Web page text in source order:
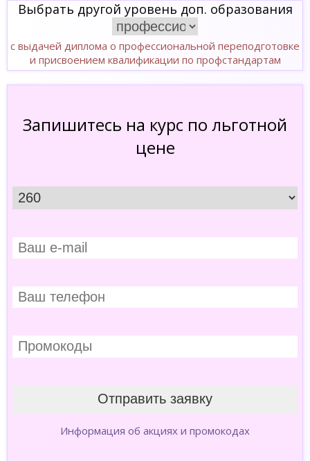
Выбрать другой уровень доп. образования
с выдачей диплома о профессиональной переподготовке
и присвоением квалификации по профстандартам
Запишитесь на курс по льготной
цене
Информация об акциях и промокодах